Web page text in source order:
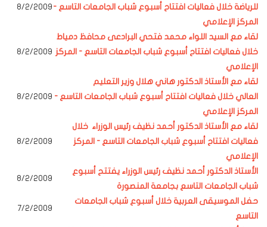
للرياضة خلال فعاليات افتتاح أسبوع شباب الجامعات التاسع -
المركز الإعلامي
8/2/2009
لقاء مع السيد اللواء محمد فتحي البرادعى محافظ دمياط
خلال فعاليات افتتاح أسبوع شباب الجامعات التاسع - المركز
الإعلامي
8/2/2009
لقاء مع الأستاذ الدكتور هاني هلال وزير التعليم
العالي خلال فعاليات افتتاح أسبوع شباب الجامعات التاسع -
المركز الإعلامي
8/2/2009
لقاء مع الأستاذ الدكتور أحمد نظيف رئيس الوزراء خلال
فعاليات افتتاح أسبوع شباب الجامعات التاسع - المركز
الإعلامي
8/2/2009
الأستاذ الدكتور أحمد نظيف رئيس الوزراء يفتتح أسبوع
شباب الجامعات التاسع بجامعة المنصورة
8/2/2009
حفل الموسيقى العربية خلال أسبوع شباب الجامعات
التاسع
7/2/2009